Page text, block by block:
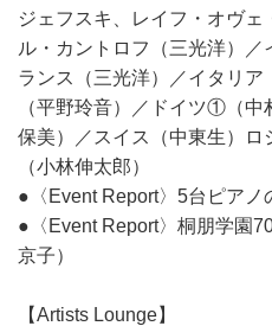
ジェフスキ、レイフ・オヴ
ル・カントロフ（三光洋）
ランス（三光洋）／イタリ
（平野玲音）／ドイツ①（
保美）／スイス（中東生）ロ
（小林伸太郎）
●〈Event Report〉5台ピアノ
●〈Event Report〉桐朋学園
京子）
【Artists Lounge】